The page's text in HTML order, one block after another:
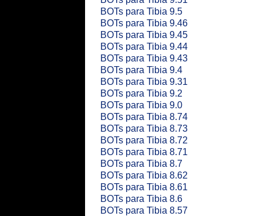
BOTs para Tibia 9.5
BOTs para Tibia 9.46
BOTs para Tibia 9.45
BOTs para Tibia 9.44
BOTs para Tibia 9.43
BOTs para Tibia 9.4
BOTs para Tibia 9.31
BOTs para Tibia 9.2
BOTs para Tibia 9.0
BOTs para Tibia 8.74
BOTs para Tibia 8.73
BOTs para Tibia 8.72
BOTs para Tibia 8.71
BOTs para Tibia 8.7
BOTs para Tibia 8.62
BOTs para Tibia 8.61
BOTs para Tibia 8.6
BOTs para Tibia 8.57